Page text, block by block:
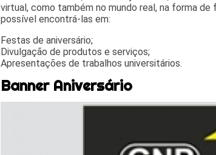
virtual, como também no mundo real, na forma
possível encontrá-las em:
Festas de aniversário;
Divulgação de produtos e serviços;
Apresentações de trabalhos universitários.
Banner Aniversário